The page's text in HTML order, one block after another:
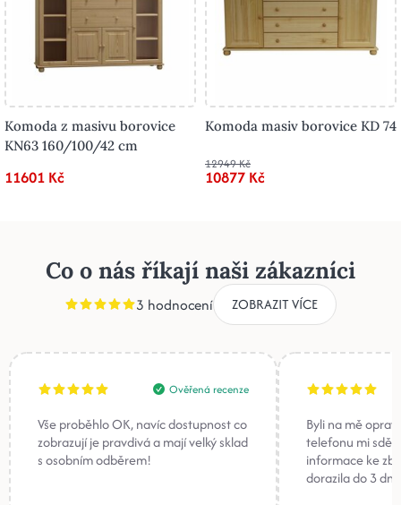
Komoda z masivu borovice
KN63 160/100/42 cm
11601 Kč
Komoda masiv borovice KD 74
12949 Kč
10877 Kč
Co o nás říkají naši zákazníci
3 hodnocení ZOBRAZIT VÍCE
Ověřená recenze
Vše proběhlo OK, navíc dostupnost co
zobrazují je pravdivá a mají velký sklad
s osobním odběrem!
Byli na mě
telefonu mi
informace ke
dorazila do 3